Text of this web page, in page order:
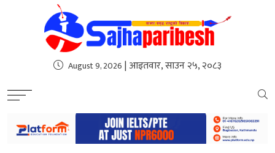
sweet bonanza
August 9, 2026 | आइतवार, साउन २५, २०८३